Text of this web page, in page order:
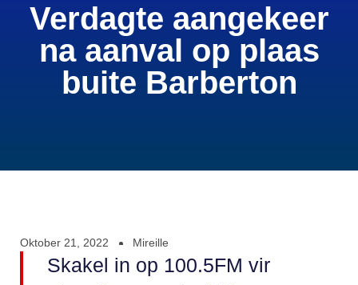
Verdagte aangekeer
na aanval op plaas
buite Barberton
Oktober 21, 2022 Mireille
Skakel in op 100.5FM vir